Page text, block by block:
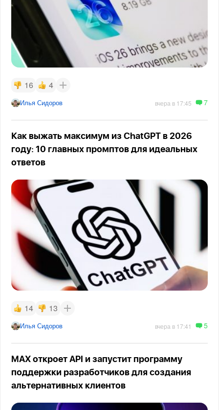
16 4
Илья Сидоров вчера в 17:45 7
Как выжать максимум из ChatGPT в 2026
году: 10 главных промптов для идеальных
ответов
14 13
Илья Сидоров вчера в 17:41 5
MAX откроет API и запустит программу
поддержки разработчиков для создания
альтернативных клиентов